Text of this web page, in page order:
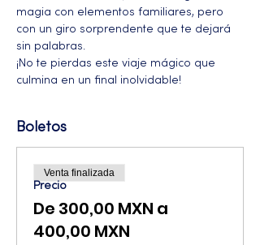
magia con elementos familiares, pero
con un giro sorprendente que te dejará
sin palabras.
¡No te pierdas este viaje mágico que
culmina en un final inolvidable!
Boletos
Precio
De 300,00 MXN a
400,00 MXN
Venta finalizada